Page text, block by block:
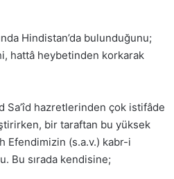
Hindistan’da bulunduğunu;
hattâ heybetinden korkarak
hazretlerinden çok istifâde
bir taraftan bu yüksek
Efendimizin (s.a.v.) kabr-i
Bu sırada kendisine;